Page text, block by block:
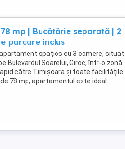
mp | Bucătărie separată | 2
parcare inclus
spațios cu 3 camere, situat
Bulevardul Soarelui, Giroc, într-o zonă
către Timișoara și toate facilitățile
78 mp, apartamentul este ideal